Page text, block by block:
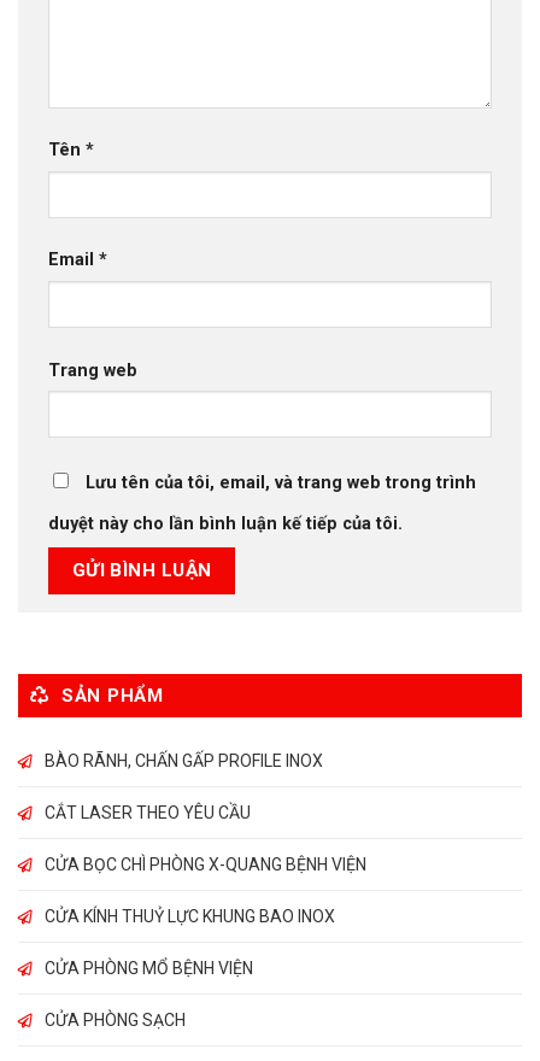
Tên *
Email *
Trang web
Lưu tên của tôi, email, và trang web trong trình
duyệt này cho lần bình luận kế tiếp của tôi.
SẢN PHẨM
BÀO RÃNH, CHẤN GẤP PROFILE INOX
CẮT LASER THEO YÊU CẦU
CỬA BỌC CHÌ PHÒNG X-QUANG BỆNH VIỆN
CỬA KÍNH THUỶ LỰC KHUNG BAO INOX
CỬA PHÒNG MỔ BỆNH VIỆN
CỬA PHÒNG SẠCH